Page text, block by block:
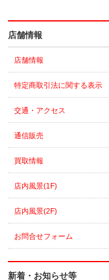
店舗情報
店舗情報
特定商取引法に関する表示
交通・アクセス
通信販売
買取情報
店内風景(1F)
店内風景(2F)
お問合せフォーム
新着・お知らせ等